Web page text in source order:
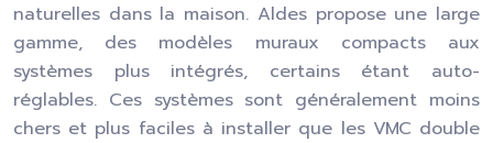
naturelles dans la maison. Aldes propose une large
gamme, des modèles muraux compacts aux
systèmes plus intégrés, certains étant auto-
réglables. Ces systèmes sont généralement moins
chers et plus faciles à installer que les VMC double